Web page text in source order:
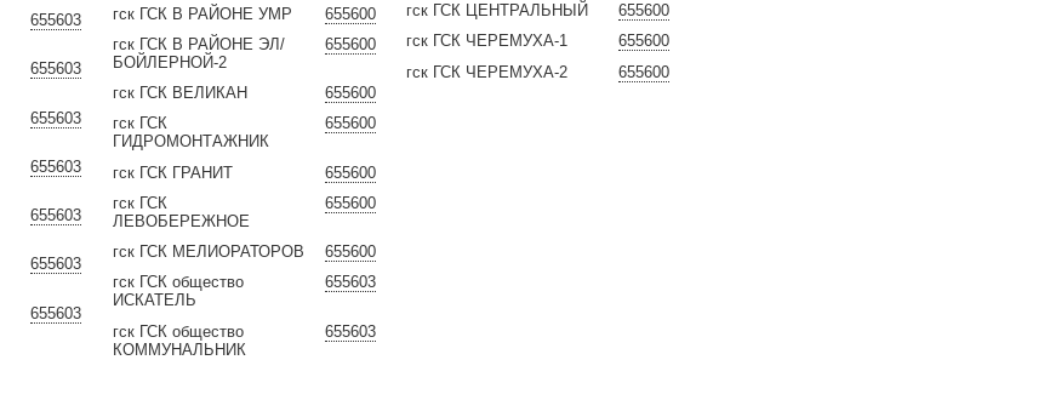
655603
655603
655603
655603
655603
655603
655603
655600
гск ГСК В РАЙОНЕ УМР
655600
гск ГСК В РАЙОНЕ ЭЛ/
БОЙЛЕРНОЙ-2
655600
гск ГСК ВЕЛИКАН
655600
гск ГСК
ГИДРОМОНТАЖНИК
655600
гск ГСК ГРАНИТ
655600
гск ГСК
ЛЕВОБЕРЕЖНОЕ
655600
гск ГСК МЕЛИОРАТОРОВ
655603
гск ГСК общество
ИСКАТЕЛЬ
655603
гск ГСК общество
КОММУНАЛЬНИК
655600
гск ГСК ЦЕНТРАЛЬНЫЙ
655600
гск ГСК ЧЕРЕМУХА-1
655600
гск ГСК ЧЕРЕМУХА-2